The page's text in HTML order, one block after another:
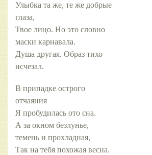
Улыбка та же, те же добрые
глаза,
Твое лицо. Но это словно
маски карнавала.
Душа другая. Образ тихо
исчезал.
В припадке острого
отчаяния
Я пробудилась ото сна.
А за окном безлунье,
темень и прохладная,
Так на тебя похожая весна.